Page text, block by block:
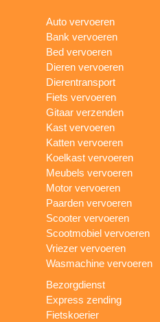
Auto vervoeren
Bank vervoeren
Bed vervoeren
Dieren vervoeren
Dierentransport
Fiets vervoeren
Gitaar verzenden
Kast vervoeren
Katten vervoeren
Koelkast vervoeren
Meubels vervoeren
Motor vervoeren
Paarden vervoeren
Scooter vervoeren
Scootmobiel vervoeren
Vriezer vervoeren
Wasmachine vervoeren
Bezorgdienst
Express zending
Fietskoerier